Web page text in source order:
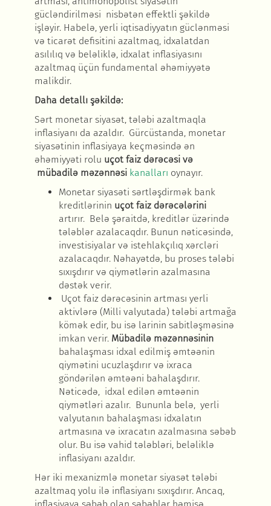
gücləndirilməsi nisbətən effektli şəkildə
işləyir. Habelə, yerli iqtisadiyyatın güclənməsi
və ticarət defisitini azaltmaq, idxalatdan
asılılıq və beləliklə, idxalat inflasiyasını
azaltmaq üçün fundamental əhəmiyyətə
malikdir.
Daha detallı şəkildə:
Sərt monetar siyasət, tələbi azaltmaqla
inflasiyanı da azaldır. Gürcüstanda, monetar
siyasətinin inflasiyaya keçməsində ən
əhəmiyyəti rolu uçot faiz dərəcəsivə
mübadilə məzənnəsi kanalları oynayır.
Monetar siyasəti sərtləşdirmək bank
kreditlərinin uçot faiz dərəcələrini
artırır. Belə şəraitdə, kreditlər üzərində
tələblər azalacaqdır. Bunun nəticəsində,
investisiyalar və istehlakçılıq xərcləri
azalacaqdır. Nəhayətdə, bu proses tələbi
sıxışdırır və qiymətlərin azalmasına
dəstək verir.
Uçot faiz dərəcəsinin artması yerli
aktivlərə (Milli valyutada) tələbi artmağa
kömək edir, bu isə larinin sabitləşməsinə
imkan verir. Mübadilə məzənnəsinin
bahalaşması idxal edilmiş əmtəənin
qiymətini ucuzlaşdırır və ixraca
göndərilən əmtəəni bahalaşdırır.
Nəticədə, idxal edilən əmtəənin
qiymətləri azalır. Bununla belə, yerli
valyutanın bahalaşması idxalatın
artmasına və ixracatın azalmasına səbəb
olur. Bu isə vahid tələbləri, beləliklə
inflasiyanı azaldır.
Hər iki mexanizmlə monetar siyasət tələbi
azaltmaq yolu ilə inflasiyanı sıxışdırır. Ancaq,